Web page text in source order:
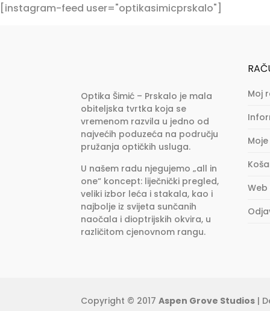
[instagram-feed user="optikasimicprskalo"]
Optika Šimić – Prskalo je mala
obiteljska tvrtka koja se
vremenom razvila u jedno od
najvećih poduzeća na području
pružanja optičkih usluga.
U našem radu njegujemo „all in
one“ koncept: liječnički pregled,
veliki izbor leća i stakala, kao i
najbolje iz svijeta sunčanih
naočala i dioptrijskih okvira, u
različitom cjenovnom rangu.
Moj
Copyright © 2017Aspen Grove Studios |